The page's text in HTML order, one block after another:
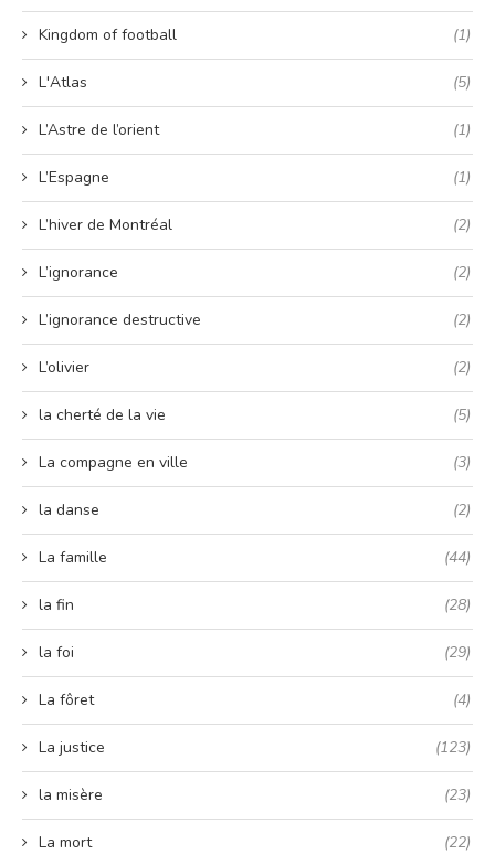
Kingdom of football (1)
L'Atlas (5)
L’Astre de l’orient (1)
L’Espagne (1)
L’hiver de Montréal (2)
L’ignorance (2)
L’ignorance destructive (2)
L’olivier (2)
la cherté de la vie (5)
La compagne en ville (3)
la danse (2)
La famille (44)
la fin (28)
la foi (29)
La fôret (4)
La justice (123)
la misère (23)
La mort (22)